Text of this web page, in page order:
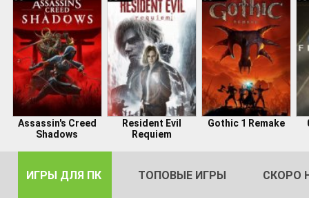
Assassin's Creed
Shadows
Resident Evil
Requiem
Gothic 1 Remake
ИГРЫ ДЛЯ ПК ТОПОВЫЕ ИГРЫ СКОРО